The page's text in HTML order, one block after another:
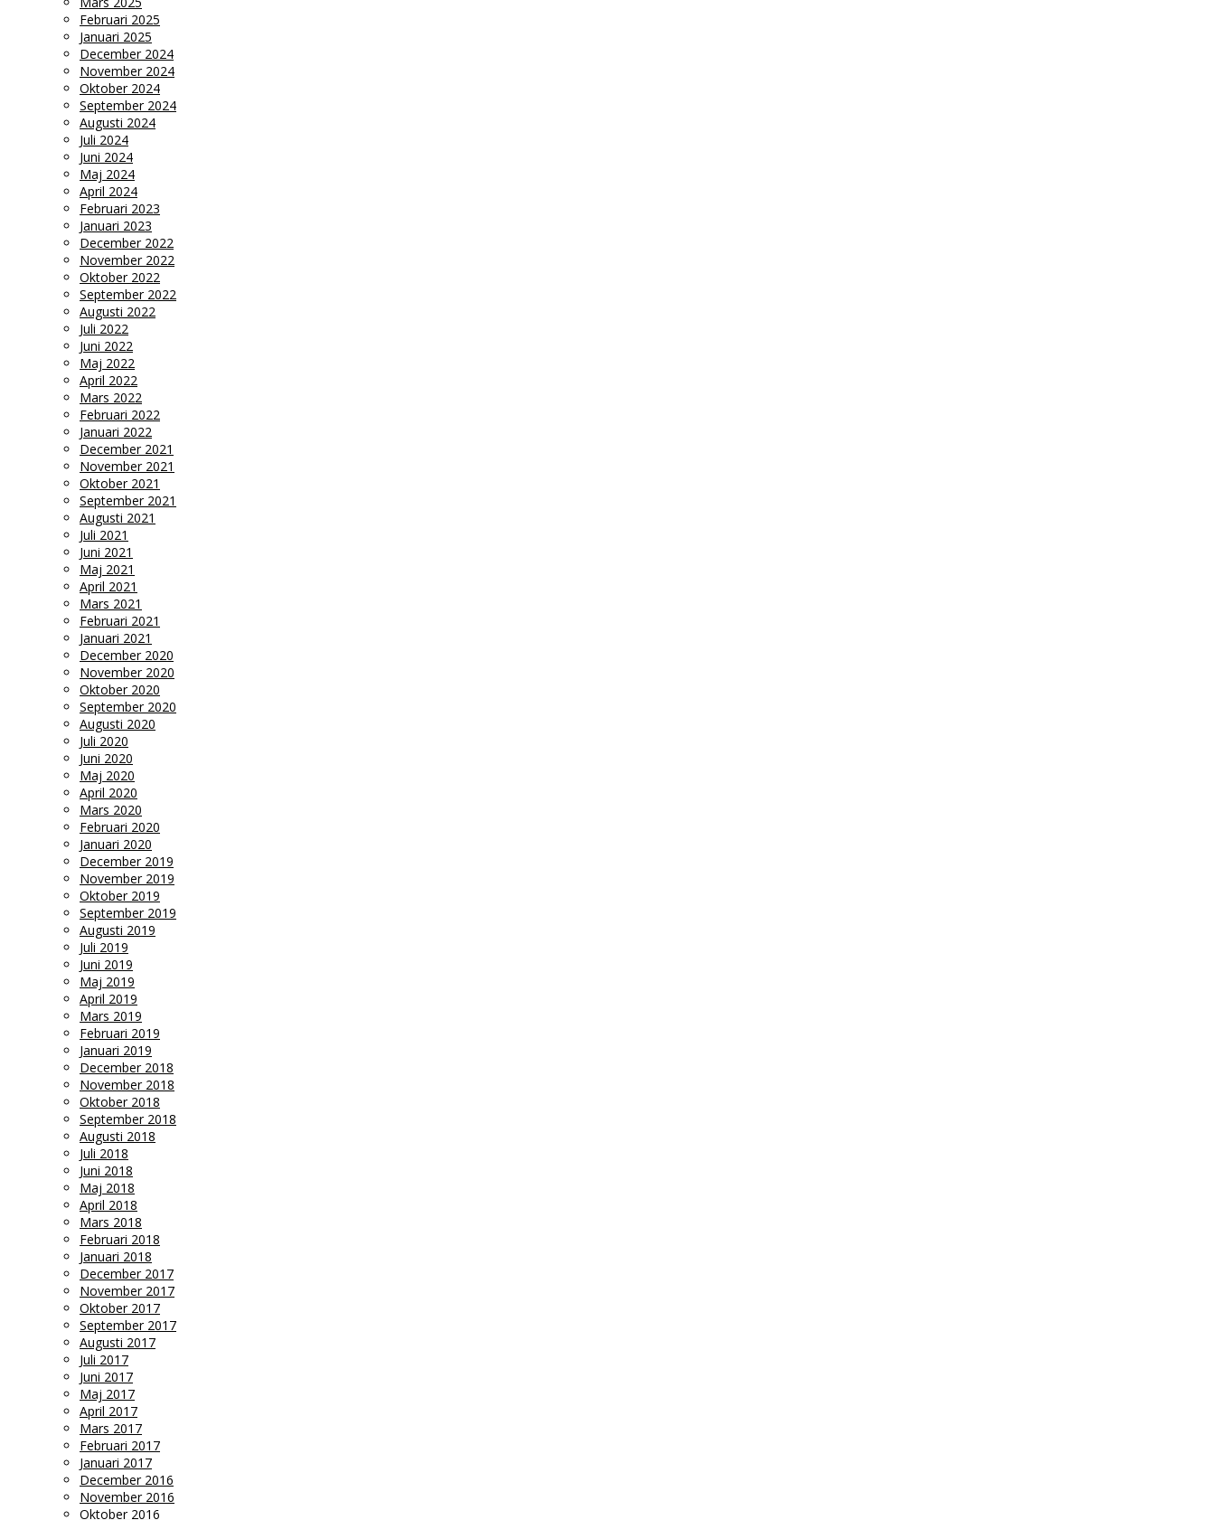
Februari 2025
Januari 2025
December 2024
November 2024
Oktober 2024
September 2024
Augusti 2024
Juli 2024
Juni 2024
Maj 2024
April 2024
Februari 2023
Januari 2023
December 2022
November 2022
Oktober 2022
September 2022
Augusti 2022
Juli 2022
Juni 2022
Maj 2022
April 2022
Mars 2022
Februari 2022
Januari 2022
December 2021
November 2021
Oktober 2021
September 2021
Augusti 2021
Juli 2021
Juni 2021
Maj 2021
April 2021
Mars 2021
Februari 2021
Januari 2021
December 2020
November 2020
Oktober 2020
September 2020
Augusti 2020
Juli 2020
Juni 2020
Maj 2020
April 2020
Mars 2020
Februari 2020
Januari 2020
December 2019
November 2019
Oktober 2019
September 2019
Augusti 2019
Juli 2019
Juni 2019
Maj 2019
April 2019
Mars 2019
Februari 2019
Januari 2019
December 2018
November 2018
Oktober 2018
September 2018
Augusti 2018
Juli 2018
Juni 2018
Maj 2018
April 2018
Mars 2018
Februari 2018
Januari 2018
December 2017
November 2017
Oktober 2017
September 2017
Augusti 2017
Juli 2017
Juni 2017
Maj 2017
April 2017
Mars 2017
Februari 2017
Januari 2017
December 2016
November 2016
Oktober 2016